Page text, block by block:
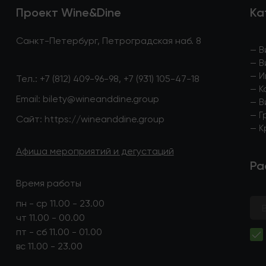
Проект Wine&Dine
Санкт-Петербург, Петроградская наб. 8
Тел.: +7 (812) 409-96-98, +7 (931) 105-47-18
Email: bilety@wineanddine.group
Сайт: https://wineanddine.group
Афиша мероприятий и дегустаций
Время работы
пн - ср 11.00 - 23.00
чт 11.00 - 00.00
пт - сб 11.00 - 01.00
вс 11.00 - 23.00
—
—
—
—
—
—
—